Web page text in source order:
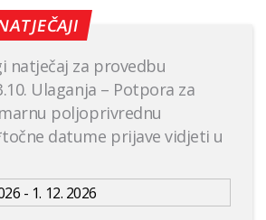
natječaj za provedbu
Ulaganja – Potpora za
poljoprivrednu
datume prijave vidjeti u
- 1. 12. 2026